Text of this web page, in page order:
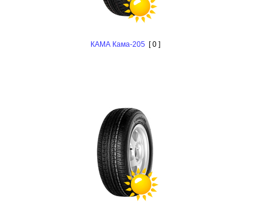
КАМА Кама-205 [ 0 ]